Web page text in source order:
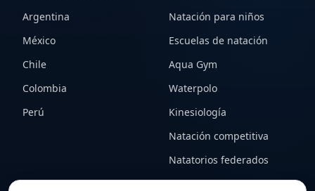
Argentina
México
Chile
Colombia
Perú
Natación para niños
Escuelas de natación
Aqua Gym
Waterpolo
Kinesiología
Natación competitiva
Natatorios federados